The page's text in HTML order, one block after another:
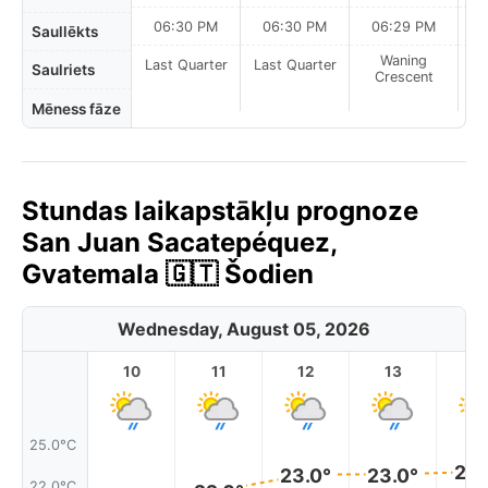
Saullēkts
Saulriets
Mēness fāze
06:30 PM
Last Quarter
06:30 PM
Last Quarter
06:29 PM
Waning
Crescent
Stundas laikapstākļu prognoze
San Juan Sacatepéquez,
Gvatemala 🇬🇹 Šodien
Wednesday, August 05, 2026
25.0°C
10 11 12
23.0°
13
23.0°